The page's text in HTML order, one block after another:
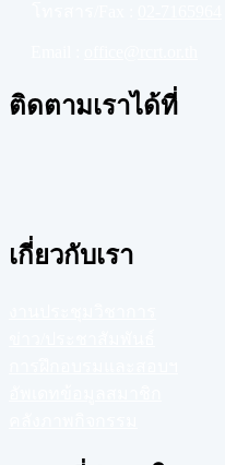
ติดตามเราได้ที่
เกี่ยวกับเรา